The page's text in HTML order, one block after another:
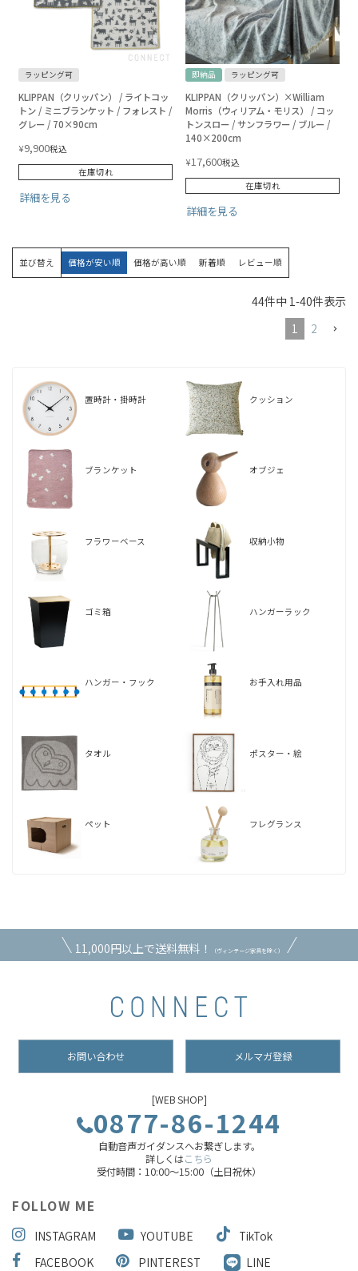
ラッピング可
KLIPPAN（クリッパン） / ライトコッ
トン / ミニブランケット / フォレスト /
グレー / 70×90cm
¥9,900税込
在庫切れ
詳細を見る
即納品 ラッピング可
KLIPPAN（クリッパン）×William
Morris（ウィリアム・モリス） / コッ
トンスロー / サンフラワー / ブルー /
140×200cm
¥17,600税込
在庫切れ
詳細を見る
並び替え 価格が安い順 価格が高い順 新着順 レビュー順
44件中 1-40件表示
1
2
置時計・掛時計 クッション
ブランケット オブジェ
フラワーベース 収納小物
ゴミ箱 ハンガーラック
ハンガー・フック お手入れ用品
タオル ポスター・絵
ペット フレグランス
11,000円以上で送料無料！ （ヴィンテージ家具を除く）
お問い合わせ メルマガ登録
[WEB SHOP]
0877-86-1244
自動音声ガイダンスへお繋ぎします。
詳しくはこちら
受付時間：10:00～15:00（土日祝休）
FOLLOW ME
INSTAGRAM YOUTUBE
TikTok
FACEBOOK
PINTEREST LINE